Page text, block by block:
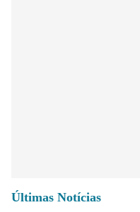
Últimas Notícias